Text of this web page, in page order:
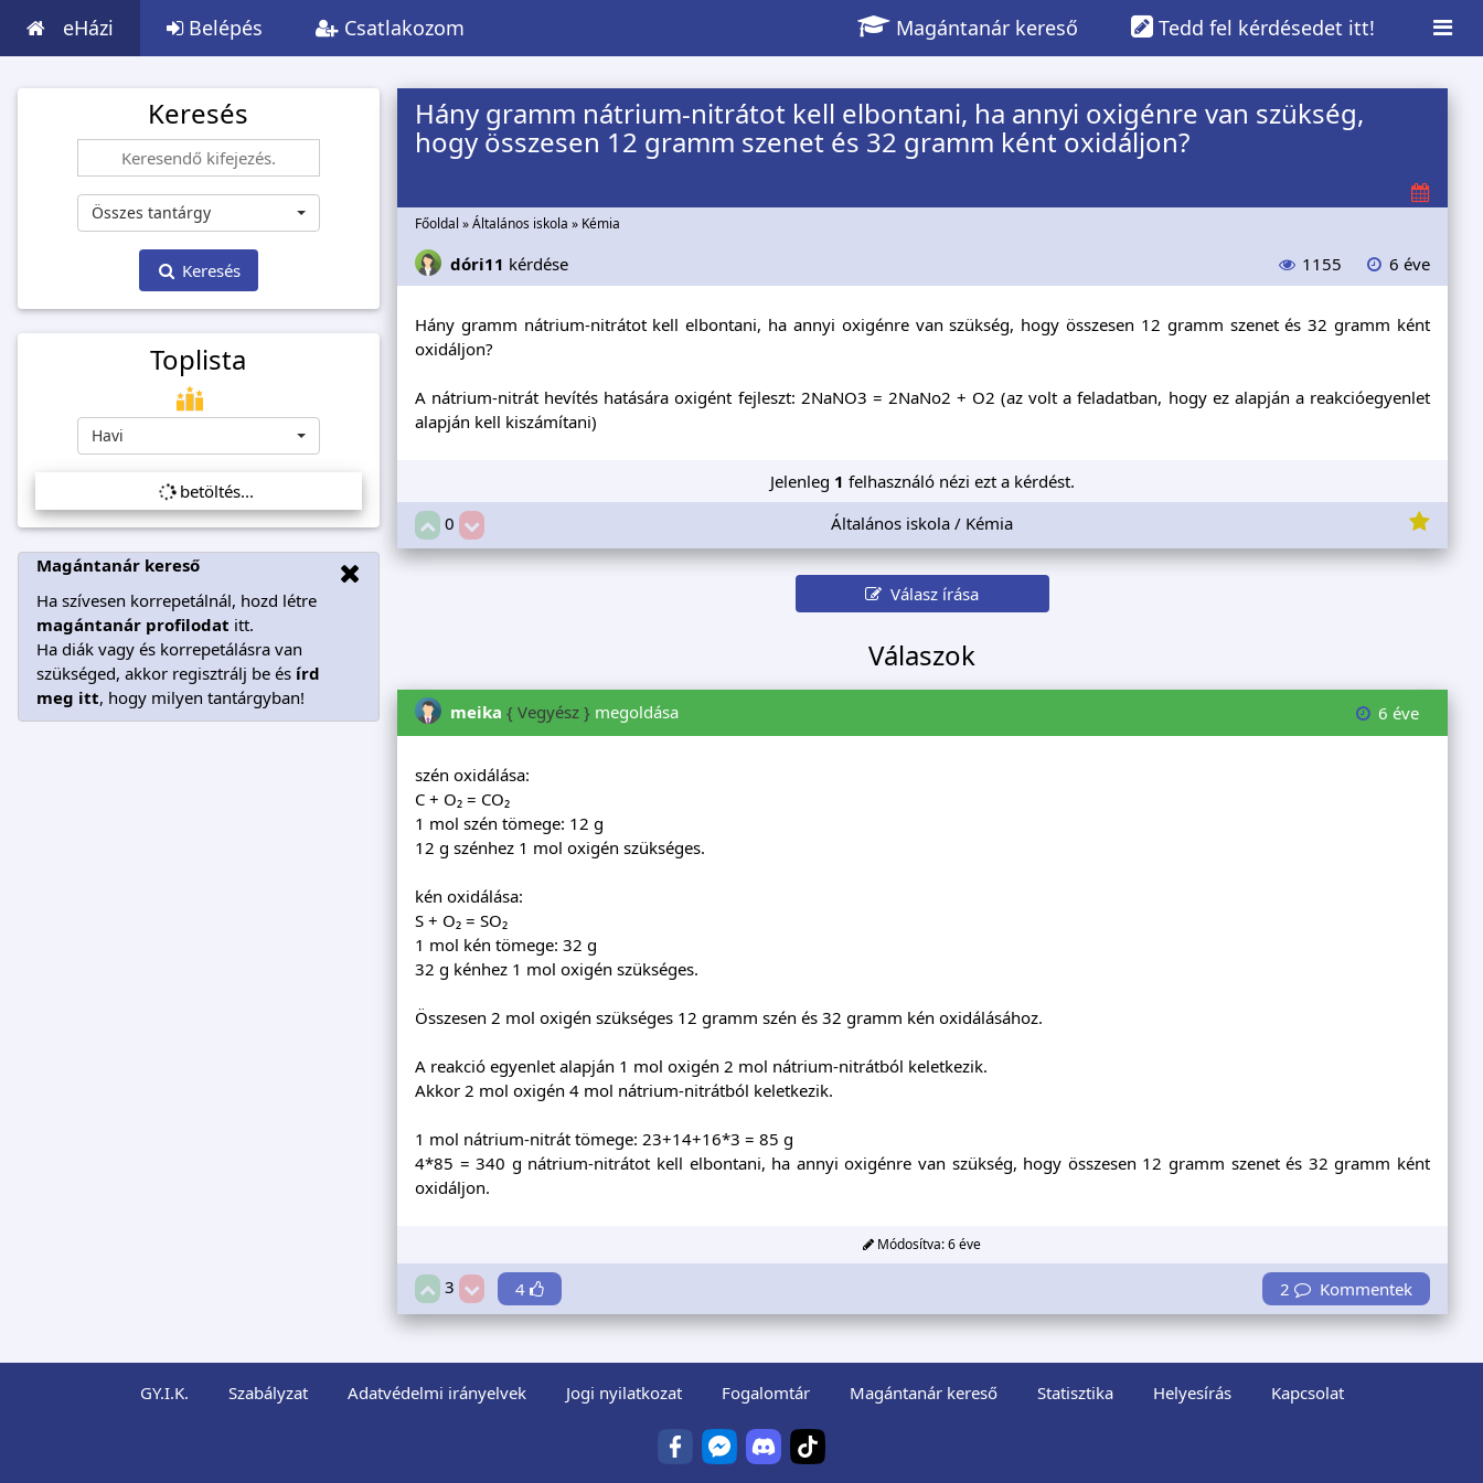
eHázi Belépés Csatlakozom Tedd fel kérdésedet itt!
Magántanár kereső
Keresés
Összes tantárgy
Keresés
Toplista
Havi
betöltés...
Magántanár kereső
Ha szívesen korrepetálnál, hozd létre
magántanár profilodat itt.
Ha diák vagy és korrepetálásra van
szükséged, akkor regisztrálj be és írd
meg itt, hogy milyen tantárgyban!
Hány gramm nátrium-nitrátot kell elbontani, ha annyi oxigénre van szükség,
hogy összesen 12 gramm szenet és 32 gramm ként oxidáljon?
Főoldal »Általános iskola » Kémia
dóri11 kérdése 1155 6 éve
Hány gramm nátrium-nitrátot kell elbontani, ha annyi oxigénre van szükség, hogy összesen 12 gramm szenet és 32 gramm ként
oxidáljon?
A nátrium-nitrát hevítés hatására oxigént fejleszt: 2NaNO3 = 2NaNo2 + O2 (az volt a feladatban, hogy ez alapján a reakcióegyenlet
alapján kell kiszámítani)
Jelenleg 1 felhasználó nézi ezt a kérdést.
0
Általános iskola / Kémia
Válasz írása
Válaszok
meika { Vegyész }megoldása 6 éve
szén oxidálása:
C + O₂ = CO₂
1 mol szén tömege: 12 g
12 g szénhez 1 mol oxigén szükséges.
kén oxidálása:
S + O₂ = SO₂
1 mol kén tömege: 32 g
32 g kénhez 1 mol oxigén szükséges.
Összesen 2 mol oxigén szükséges 12 gramm szén és 32 gramm kén oxidálásához.
A reakció egyenlet alapján 1 mol oxigén 2 mol nátrium-nitrátból keletkezik.
Akkor 2 mol oxigén 4 mol nátrium-nitrátból keletkezik.
1 mol nátrium-nitrát tömege: 23+14+16*3 = 85 g
4*85 = 340 g nátrium-nitrátot kell elbontani, ha annyi oxigénre van szükség, hogy összesen 12 gramm szenet és 32 gramm ként
oxidáljon.
Módosítva:6 éve
3 4 2 Kommentek
GY.I.K. Szabályzat Adatvédelmi irányelvek Jogi nyilatkozat Fogalomtár Magántanár kereső Statisztika Helyesírás Kapcsolat